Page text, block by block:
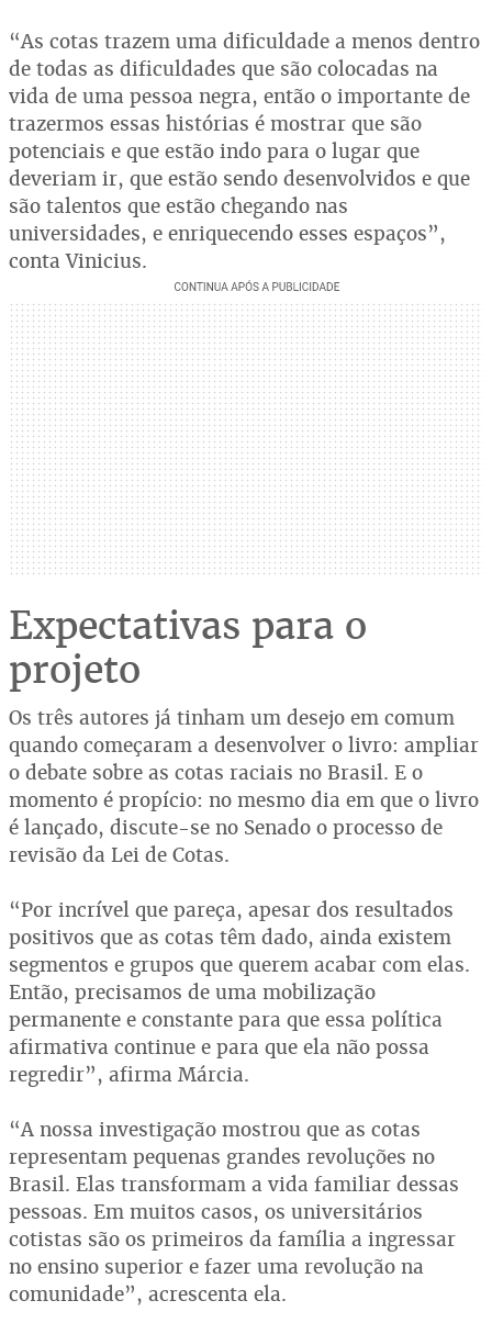
“As cotas trazem uma dificuldade a menos dentro
de todas as dificuldades que são colocadas na
vida de uma pessoa negra, então o importante de
trazermos essas histórias é mostrar que são
potenciais e que estão indo para o lugar que
deveriam ir, que estão sendo desenvolvidos e que
são talentos que estão chegando nas
universidades, e enriquecendo esses espaços”,
conta Vinicius.
Expectativas para o
projeto
Os três autores já tinham um desejo em comum
quando começaram a desenvolver o livro: ampliar
o debate sobre as cotas raciais no Brasil. E o
momento é propício: no mesmo dia em que o livro
é lançado, discute-se no Senado o processo de
revisão da Lei de Cotas.
“Por incrível que pareça, apesar dos resultados
positivos que as cotas têm dado, ainda existem
segmentos e grupos que querem acabar com elas.
Então, precisamos de uma mobilização
permanente e constante para que essa política
afirmativa continue e para que ela não possa
regredir”, afirma Márcia.
“A nossa investigação mostrou que as cotas
representam pequenas grandes revoluções no
Brasil. Elas transformam a vida familiar dessas
pessoas. Em muitos casos, os universitários
cotistas são os primeiros da família a ingressar
no ensino superior e fazer uma revolução na
comunidade”, acrescenta ela.